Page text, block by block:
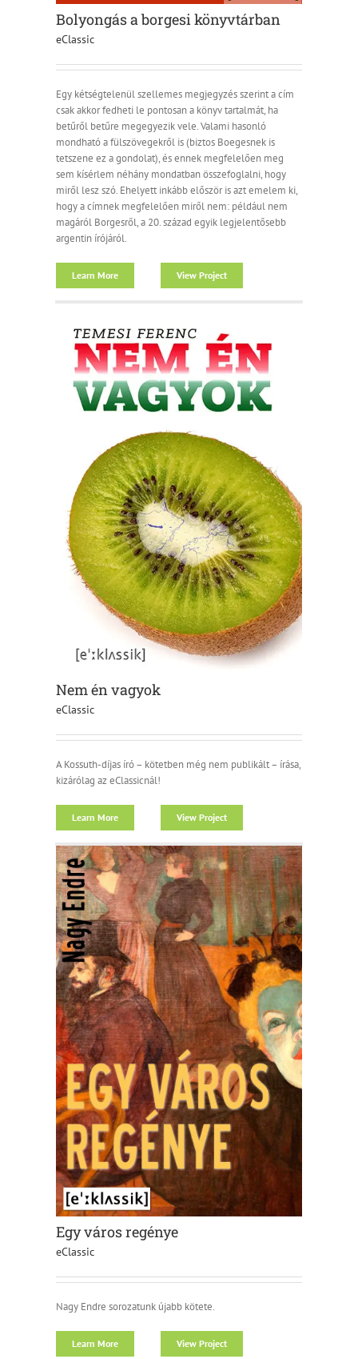
Bolyongás a borgesi könyvtárban
eClassic
Egy kétségtelenül szellemes megjegyzés szerint a cím
csak akkor fedheti le pontosan a könyv tartalmát, ha
betűről betűre megegyezik vele. Valami hasonló
mondható a fülszövegekről is (biztos Boegesnek is
tetszene ez a gondolat), és ennek megfelelően meg
sem kísérlem néhány mondatban összefoglalni, hogy
miről lesz szó. Ehelyett inkább először is azt emelem ki,
hogy a címnek megfelelően miről nem: például nem
magáról Borgesről, a 20. század egyik legjelentősebb
argentin írójáról.
Learn More View Project
Nem én vagyok
eClassic
A Kossuth-díjas író – kötetben még nem publikált – írása,
kizárólag az eClassicnál!
Learn More View Project
Egy város regénye
eClassic
Nagy Endre sorozatunk újabb kötete.
Learn More View Project